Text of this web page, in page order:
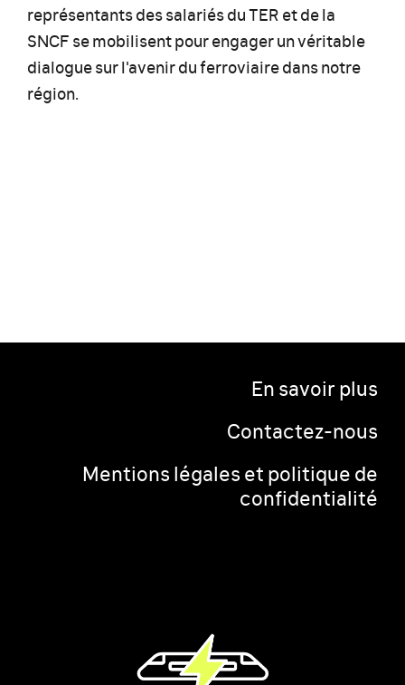
représentants des salariés du TER et de la
SNCF se mobilisent pour engager un véritable
dialogue sur l'avenir du ferroviaire dans notre
région.
En savoir plus
Contactez-nous
Mentions légales et politique de
confidentialité